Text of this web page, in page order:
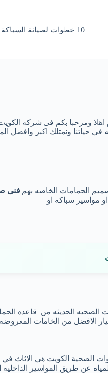
10 خطوات لصيانة السباكة المنزلية مع فني صحي بالكويت
اهلا ومرحبا بكم فى شركه
حياتنا ونمتلك اكبر وافضل
الحمامات الخاصه بهم فنى
مواسير سباكه او
الحديثه من قاعده
الافضل من الخامات
الصحية الكويت هي الاثاث
عن طريق المواسير الداخليه